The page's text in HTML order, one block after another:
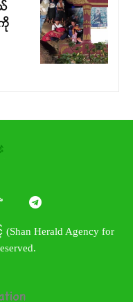
Herald Agency for